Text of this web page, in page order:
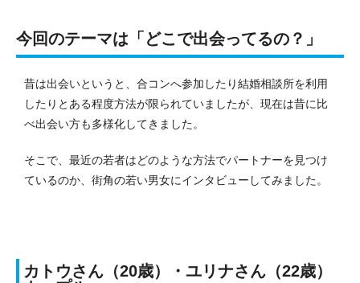
今回のテーマは「どこで出会ってるの？」
昔は出会いというと、合コンへ参加したり結婚相談所を利用
したりとある程度方法が限られていましたが、現在は昔に比
べ出会い方も多様化してきました。
そこで、最近の若者はどのような方法でパートナーを見つけ
ているのか、街角の若い男女にインタビューしてみました。
カトウさん（20歳）・ユリナさん（22歳）